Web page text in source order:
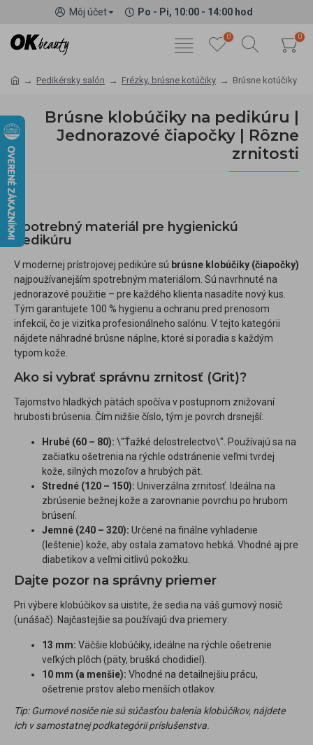
Môj účet Po - Pi, 10:00 - 14:00 hod
0 0
Pedikérsky salón Frézky, brúsne kotúčiky Brúsne kotúčiky
Brúsne klobúčiky na pedikúru |
Jednorazové čiapočky | Rôzne
zrnitosti
Spotrebný materiál pre hygienickú
pedikúru
V modernej prístrojovej pedikúre sú brúsne klobúčiky (čiapočky)
najpoužívanejším spotrebným materiálom. Sú navrhnuté na
jednorazové použitie – pre každého klienta nasadíte nový kus.
Tým garantujete 100 % hygienu a ochranu pred prenosom
infekcií, čo je vizitka profesionálneho salónu. V tejto kategórii
nájdete náhradné brúsne náplne, ktoré si poradia s každým
typom kože.
Ako si vybrať správnu zrnitosť (Grit)?
Tajomstvo hladkých pätách spočíva v postupnom znižovaní
hrubosti brúsenia. Čím nižšie číslo, tým je povrch drsnejší:
Hrubé (60 – 80): \"Ťažké delostrelectvo\". Používajú sa na
začiatku ošetrenia na rýchle odstránenie veľmi tvrdej
kože, silných mozoľov a hrubých pät.
Stredné (120 – 150): Univerzálna zrnitosť. Ideálna na
zbrúsenie bežnej kože a zarovnanie povrchu po hrubom
brúsení.
Jemné (240 – 320): Určené na finálne vyhladenie
(leštenie) kože, aby ostala zamatovo hebká. Vhodné aj pre
diabetikov a veľmi citlivú pokožku.
Dajte pozor na správny priemer
Pri výbere klobúčikov sa uistite, že sedia na váš gumový nosič
(unášač). Najčastejšie sa používajú dva priemery:
13 mm: Väčšie klobúčiky, ideálne na rýchle ošetrenie
veľkých plôch (päty, brušká chodidiel).
10 mm (a menšie): Vhodné na detailnejšiu prácu,
ošetrenie prstov alebo menších otlakov.
Tip: Gumové nosiče nie sú súčasťou balenia klobúčikov, nájdete
ich v samostatnej podkategórii príslušenstva.